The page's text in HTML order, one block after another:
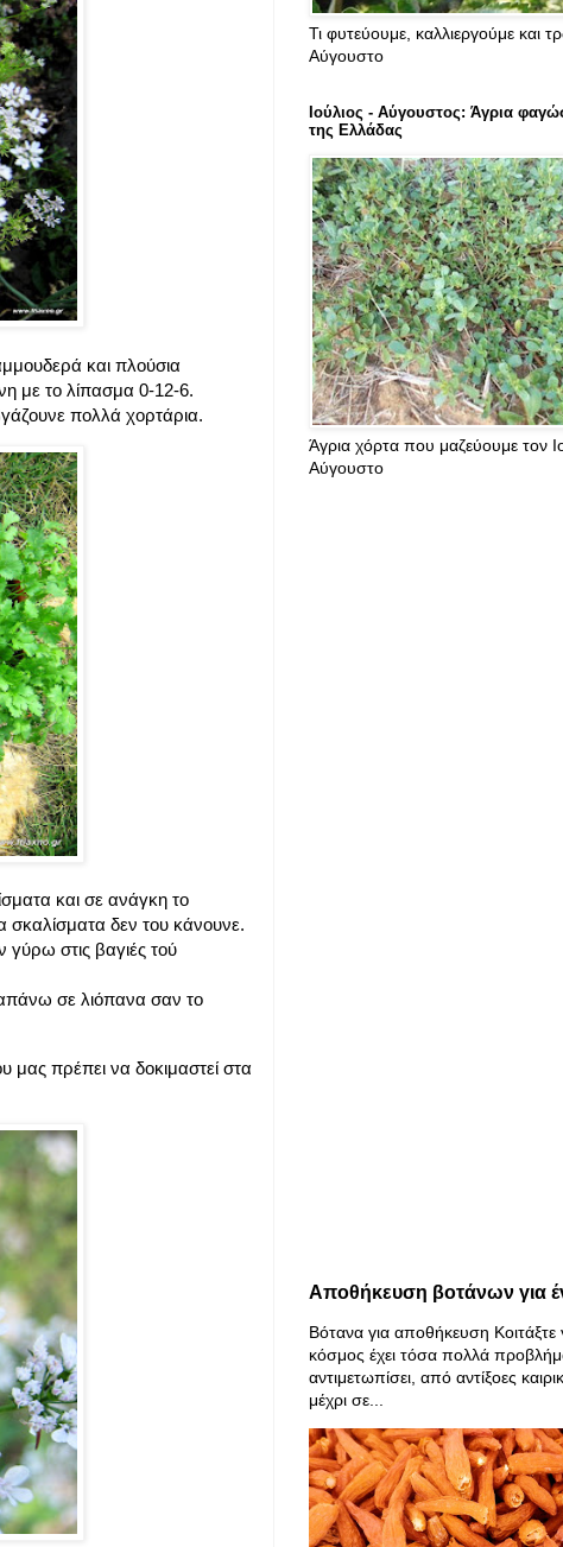
και πλούσια
με το λίπασμα 0-12-6.
πολλά χορτάρια.
και σε ανάγκη το
σκαλίσματα δεν του κάνουνε.
στις βαγιές τού
απάνω σε λιόπανα σαν το
μας πρέπει να δοκιμαστεί στα
Τι φυτεύουμε, καλλιεργούμε και
Αύγουστο
Ιούλιος - Αύγουστος: Άγρια
της Ελλάδας
Άγρια χόρτα που μαζεύουμε τον
Αύγουστο
Αποθήκευση βοτάνων για
Βότανα για αποθήκευση
κόσμος έχει τόσα πολλά
αντιμετωπίσει, από αντίξοες
μέχρι σε...